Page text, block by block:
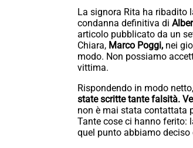
La signora Rita ha ribadito
condanna definitiva di
articolo pubblicato da un
Chiara, Marco Poggi, nei
modo. Non possiamo
vittima.
Rispondendo in modo
state scritte tante falsità.
non è mai stata contattata
Tante cose ci hanno ferito:
quel punto abbiamo deciso